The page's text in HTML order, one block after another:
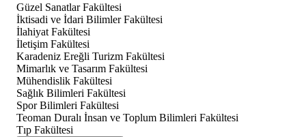
Güzel Sanatlar Fakültesi
İktisadi ve İdari Bilimler Fakültesi
İlahiyat Fakültesi
İletişim Fakültesi
Karadeniz Ereğli Turizm Fakültesi
Mimarlık ve Tasarım Fakültesi
Mühendislik Fakültesi
Sağlık Bilimleri Fakültesi
Spor Bilimleri Fakültesi
Teoman Duralı İnsan ve Toplum Bilimleri Fakültesi
Tıp Fakültesi